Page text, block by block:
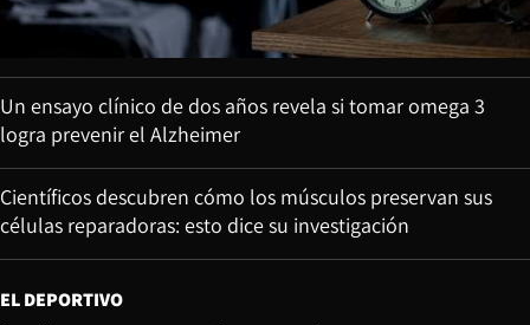
Un ensayo clínico de dos años revela si tomar omega 3
logra prevenir el Alzheimer
Científicos descubren cómo los músculos preservan sus
células reparadoras: esto dice su investigación
EL DEPORTIVO